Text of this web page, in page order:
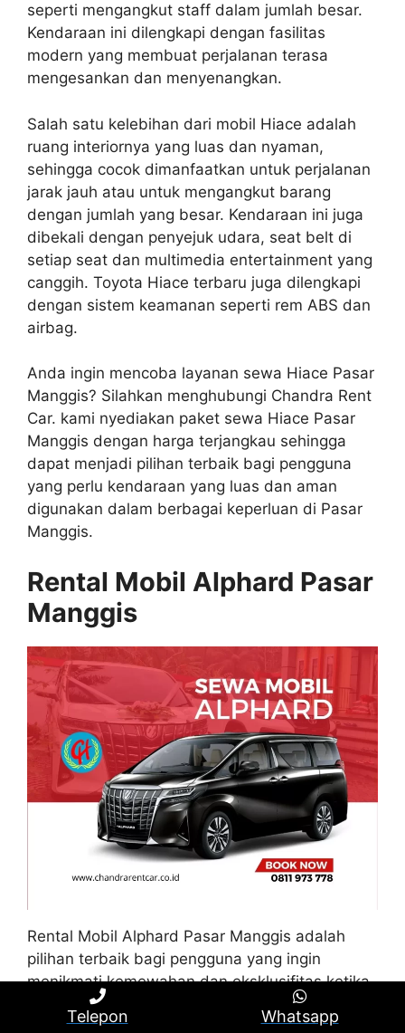
seperti mengangkut staff dalam jumlah besar.
Kendaraan ini dilengkapi dengan fasilitas
modern yang membuat perjalanan terasa
mengesankan dan menyenangkan.
Salah satu kelebihan dari mobil Hiace adalah
ruang interiornya yang luas dan nyaman,
sehingga cocok dimanfaatkan untuk perjalanan
jarak jauh atau untuk mengangkut barang
dengan jumlah yang besar. Kendaraan ini juga
dibekali dengan penyejuk udara, seat belt di
setiap seat dan multimedia entertainment yang
canggih. Toyota Hiace terbaru juga dilengkapi
dengan sistem keamanan seperti rem ABS dan
airbag.
Anda ingin mencoba layanan sewa Hiace Pasar
Manggis? Silahkan menghubungi Chandra Rent
Car. kami nyediakan paket sewa Hiace Pasar
Manggis dengan harga terjangkau sehingga
dapat menjadi pilihan terbaik bagi pengguna
yang perlu kendaraan yang luas dan aman
digunakan dalam berbagai keperluan di Pasar
Manggis.
Rental Mobil Alphard Pasar
Manggis
Rental Mobil Alphard Pasar Manggis adalah
pilihan terbaik bagi pengguna yang ingin
menikmati kemewahan dan eksklusifitas ketika
berpergian di Pasar Manggis. Toyota Alphard
memberikan fasilitas premium yang
Telepon Whatsapp